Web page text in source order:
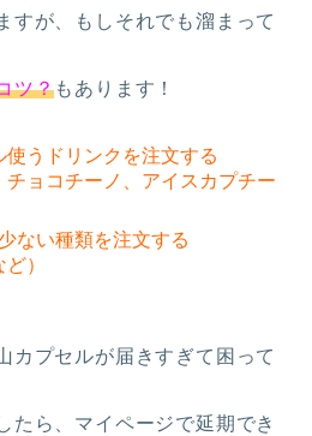
すが、もしそれでも溜まって
ツ？もあります！
使うドリンクを注文する
チョコチーノ、アイスカプチー
ない種類を注文する
）
カプセルが届きすぎて困って
たら、マイページで延期でき